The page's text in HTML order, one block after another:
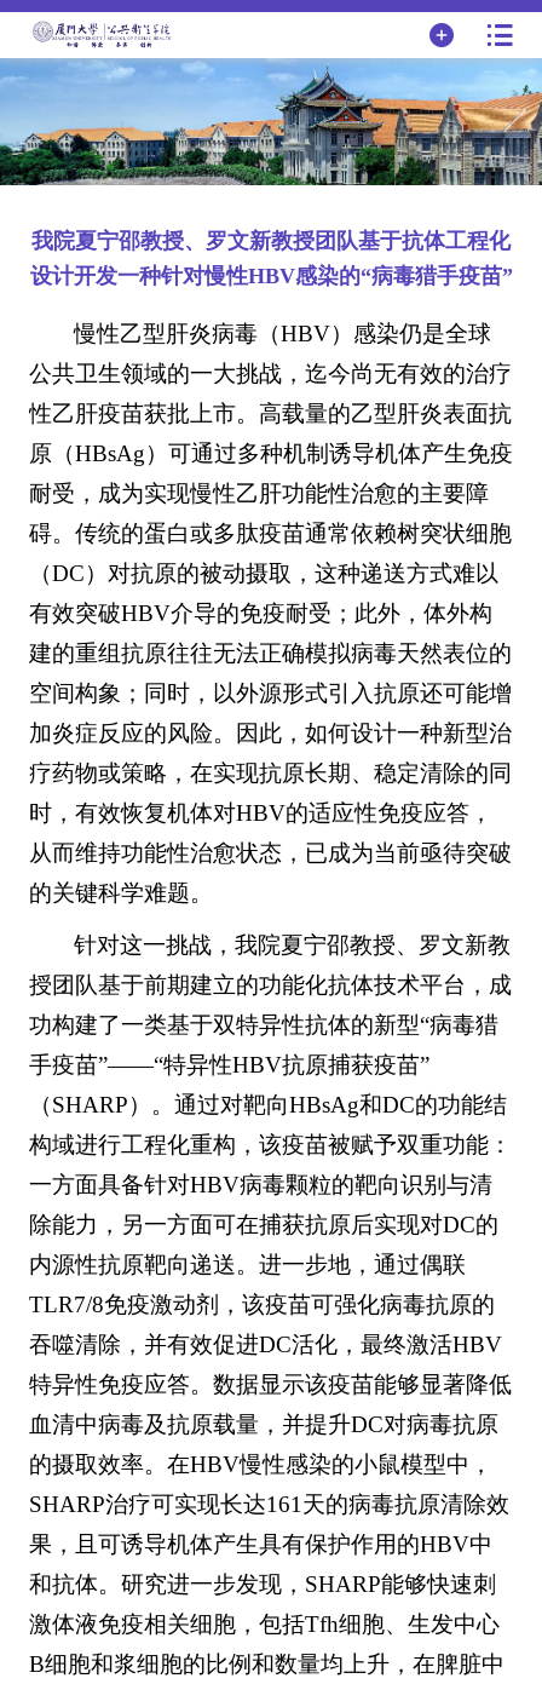
我院夏宁邵教授、罗文新教授团队基于抗体工程化
设计开发一种针对慢性HBV感染的“病毒猎手疫苗”
慢性乙型肝炎病毒（HBV）感染仍是全球
公共卫生领域的一大挑战，迄今尚无有效的治疗
性乙肝疫苗获批上市。高载量的乙型肝炎表面抗
原（HBsAg）可通过多种机制诱导机体产生免疫
耐受，成为实现慢性乙肝功能性治愈的主要障
碍。传统的蛋白或多肽疫苗通常依赖树突状细胞
（DC）对抗原的被动摄取，这种递送方式难以
有效突破HBV介导的免疫耐受；此外，体外构
建的重组抗原往往无法正确模拟病毒天然表位的
空间构象；同时，以外源形式引入抗原还可能增
加炎症反应的风险。因此，如何设计一种新型治
疗药物或策略，在实现抗原长期、稳定清除的同
时，有效恢复机体对HBV的适应性免疫应答，
从而维持功能性治愈状态，已成为当前亟待突破
的关键科学难题。
针对这一挑战，我院夏宁邵教授、罗文新教
授团队基于前期建立的功能化抗体技术平台，成
功构建了一类基于双特异性抗体的新型“病毒猎
手疫苗”——“特异性HBV抗原捕获疫苗”
（SHARP）。通过对靶向HBsAg和DC的功能结
构域进行工程化重构，该疫苗被赋予双重功能：
一方面具备针对HBV病毒颗粒的靶向识别与清
除能力，另一方面可在捕获抗原后实现对DC的
内源性抗原靶向递送。进一步地，通过偶联
TLR7/8免疫激动剂，该疫苗可强化病毒抗原的
吞噬清除，并有效促进DC活化，最终激活HBV
特异性免疫应答。数据显示该疫苗能够显著降低
血清中病毒及抗原载量，并提升DC对病毒抗原
的摄取效率。在HBV慢性感染的小鼠模型中，
SHARP治疗可实现长达161天的病毒抗原清除效
果，且可诱导机体产生具有保护作用的HBV中
和抗体。研究进一步发现，SHARP能够快速刺
激体液免疫相关细胞，包括Tfh细胞、生发中心
B细胞和浆细胞的比例和数量均上升，在脾脏中